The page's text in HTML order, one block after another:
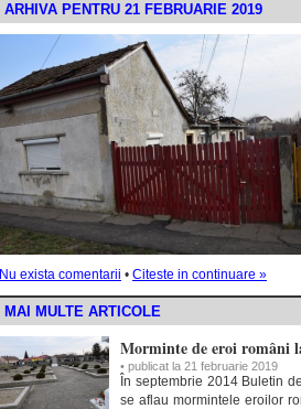
ARHIVA PENTRU 21 FEBRUARIE 2019
Nu exista comentarii • Citeste in continuare »
MAI MULTE ARTICOLE
Morminte de eroi români
• publicat la 21 februarie 2019
În septembrie 2014 Buletin
se aflau mormintele eroilor